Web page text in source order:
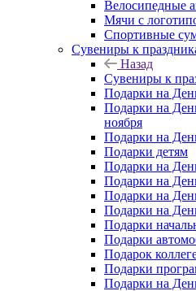
Велосипедные
Мячи с
Спортивные
Сувениры к
Назад
Сувениры к
Подарки на
Подарки на
ноября
Подарки на
Подарки детям
Подарки на
Подарки на
Подарки на
Подарки на
Подарки
Подарки
Подарок
Подарки
Подарки на